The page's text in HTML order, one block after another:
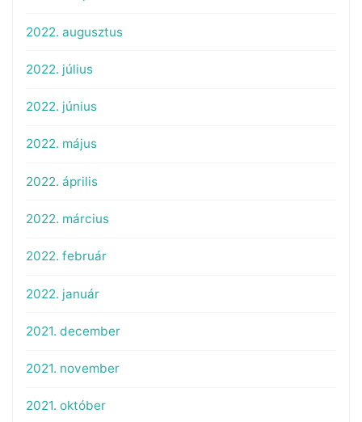
2022. augusztus
2022. július
2022. június
2022. május
2022. április
2022. március
2022. február
2022. január
2021. december
2021. november
2021. október